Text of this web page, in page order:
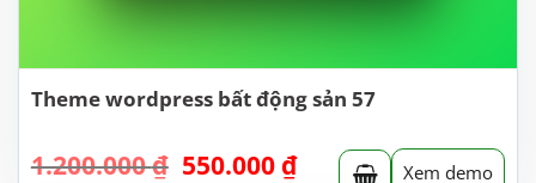
Theme wordpress bất động sản 57
1.200.000₫ Giá
550.000 ₫Giá Xem demo